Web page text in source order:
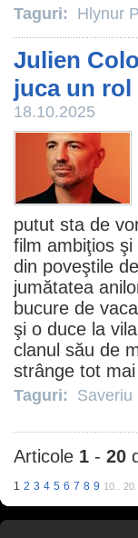
Taguri: Hlynur
Julien
juca un
18.10.2025
putut sta de
film ambiţios
din poveştile
jumătatea
bucure de
şi o duce la
clanul său de
strânge tot
Taguri: Saveriu
Articole 1 - 20
1 2 3 4 5 6 7 8 9 10.. 20..